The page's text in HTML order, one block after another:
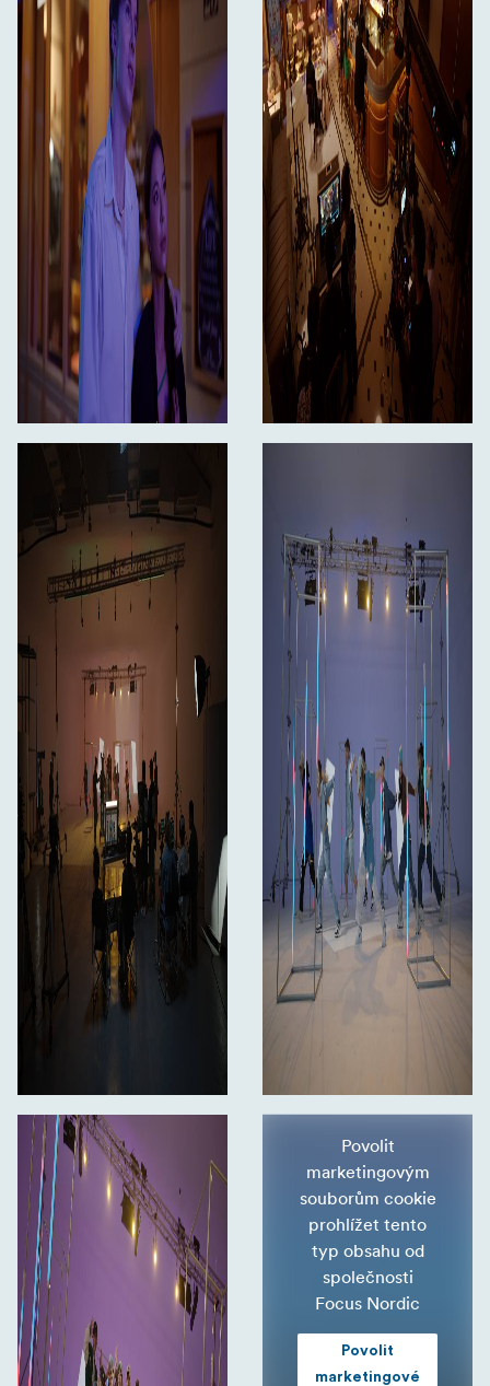
Povolit
marketingovým
souborům cookie
prohlížet tento
typ obsahu od
společnosti
Focus Nordic
Povolit
marketingové